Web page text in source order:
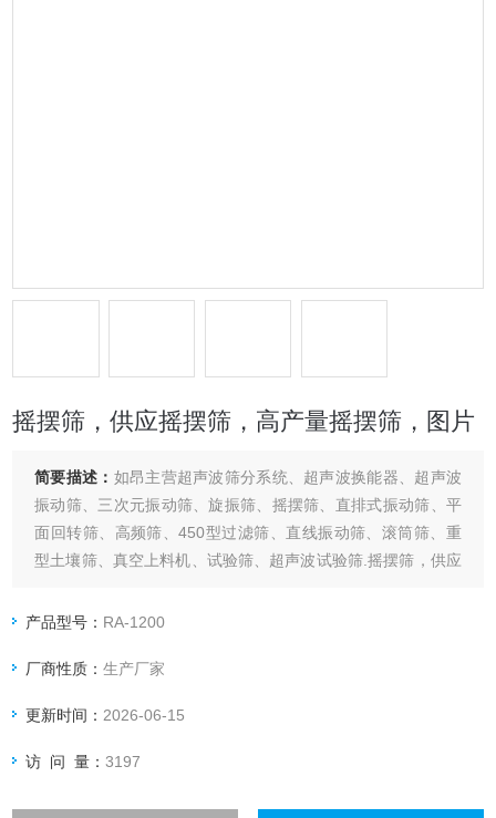
摇摆筛，供应摇摆筛，高产量摇摆筛，图片
简要描述： 如昂主营超声波筛分系统、超声波换能器、超声波
振动筛、三次元振动筛、旋振筛、摇摆筛、直排式振动筛、平
面回转筛、高频筛、450型过滤筛、直线振动筛、滚筒筛、重
型土壤筛、真空上料机、试验筛、超声波试验筛.摇摆筛，供应
产品型号： RA-1200
厂商性质：生产厂家
更新时间： 2026-06-15
访 问 量：3197